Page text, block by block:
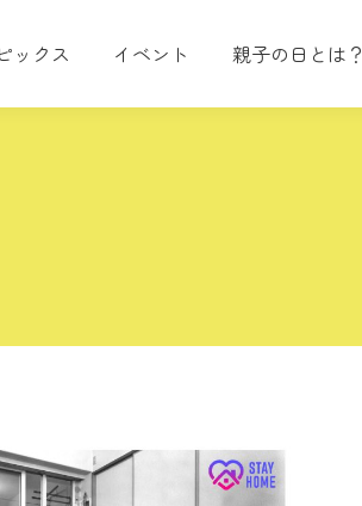
ックス イベント 親子の日とは？